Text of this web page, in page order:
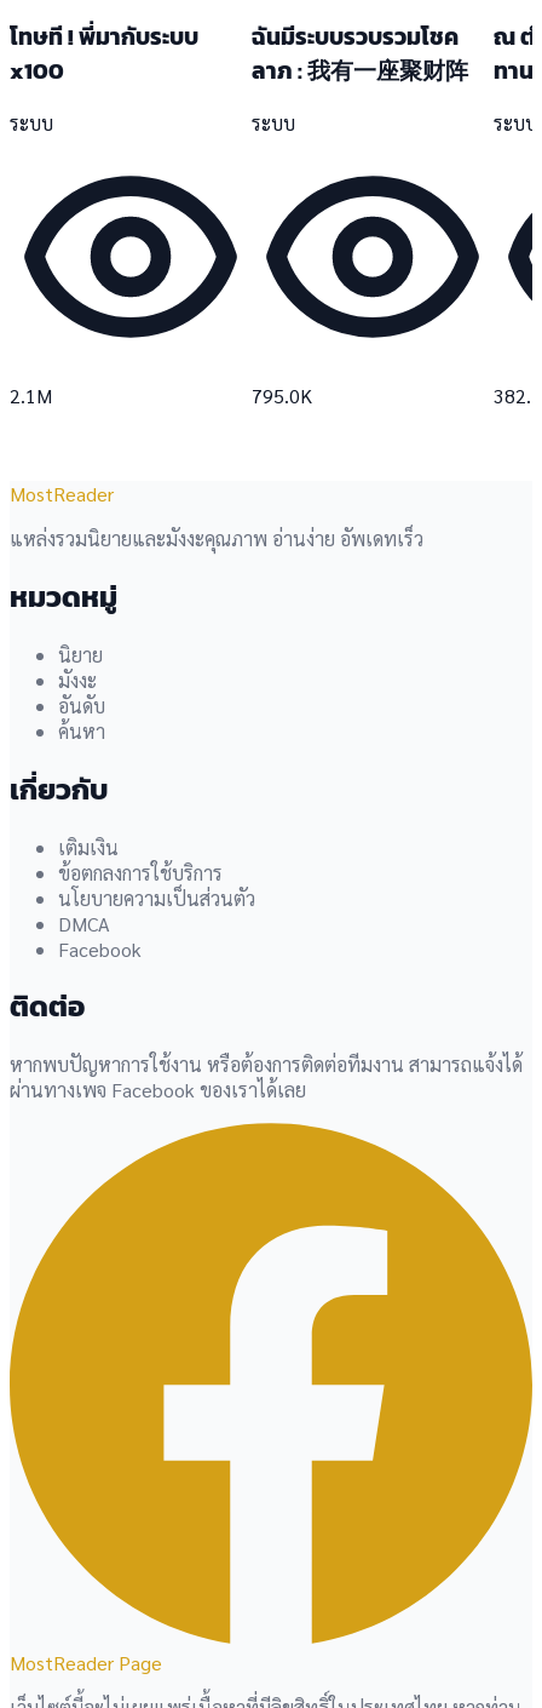
โทษที ! พี่มากับระบบ
x100
ระบบ
2.1M
ฉันมีระบบรวบรวมโชค
ลาภ : 我有一座聚财阵
ระบบ
795.0K
ณ ต
ทาน
ระบบ
MostReader
แหล่งรวมนิยายและมังงะคุณภาพ อ่านง่าย อัพเดทเร็ว
หมวดหมู่
นิยาย
มังงะ
อันดับ
ค้นหา
เกี่ยวกับ
เติมเงิน
ข้อตกลงการใช้บริการ
นโยบายความเป็นส่วนตัว
DMCA
Facebook
ติดต่อ
หากพบปัญหาการใช้งาน หรือต้องการติดต่อทีมงาน สามารถแจ้งได้
ผ่านทางเพจ Facebook ของเราได้เลย
MostReader Page